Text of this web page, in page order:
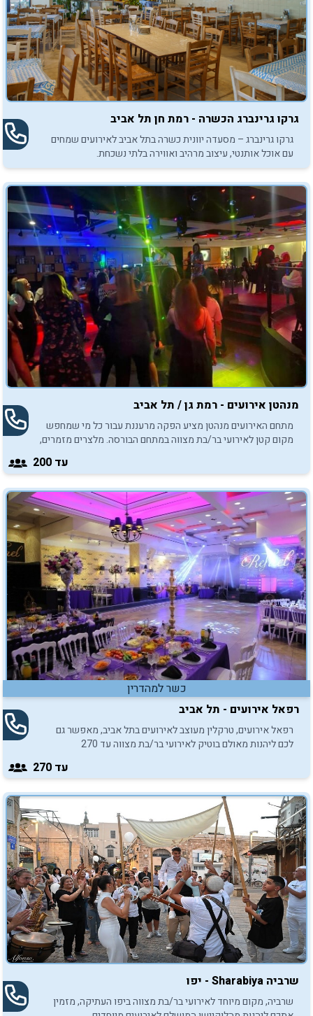
גרקו גרינברג הכשרה - רמת חן תל אביב
גרקו גרינברג – מסעדה יוונית כשרה בתל אביב לאירועים שמחים
עם אוכל אותנטי, עיצוב מרהיב ואווירה בלתי נשכחת.
מנהטן אירועים - רמת גן / תל אביב
מתחם האירועים מנהטן מציע הפקה מרעננת עבור כל מי שמחפש
מקום קטן לאירועי בר/בת מצווה במתחם הבורסה. מלצרים מזמרים,
עד 200
כשר למהדרין
רפאל אירועים - תל אביב
רפאל אירועים, טרקלין מעוצב לאירועים בתל אביב, מאפשר גם
לכם ליהנות מאולם בוטיק לאירועי בר/בת מצווה עד 270
עד 270
שרביה Sharabiya - יפו
שרביה, מקום מיוחד לאירועי בר/בת מצווה ביפו העתיקה, מזמין